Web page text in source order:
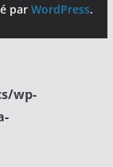
parWordPress.
wp-